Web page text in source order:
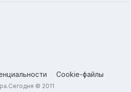
Cookie-файлы
© 2011